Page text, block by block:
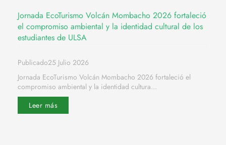
Jornada EcoTurismo Volcán Mombacho 2026 fortaleció
el compromiso ambiental y la identidad cultural de los
estudiantes de ULSA
Publicado25 Julio 2026
Jornada EcoTurismo Volcán Mombacho 2026 fortaleció el
compromiso ambiental y la identidad cultura...
Leer más